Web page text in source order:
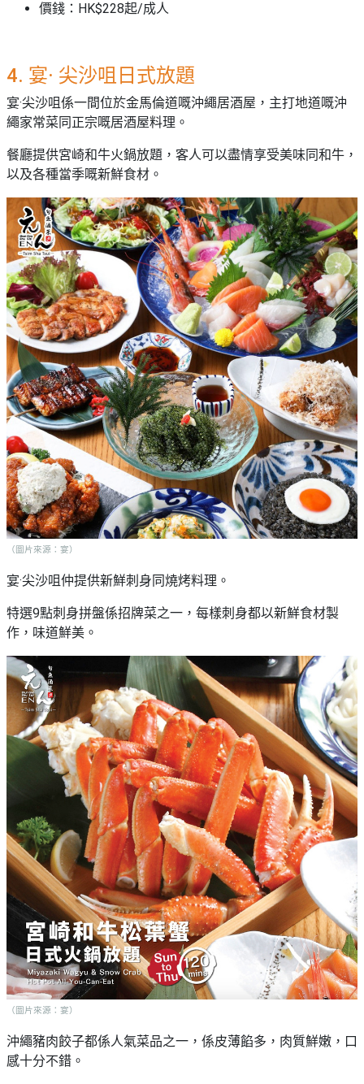
價錢：HK$228起/成人
4. 宴· 尖沙咀日式放題
宴·尖沙咀係一間位於金馬倫道嘅沖繩居酒屋，主打地道嘅沖
繩家常菜同正宗嘅居酒屋料理。
餐廳提供宮崎和牛火鍋放題，客人可以盡情享受美味同和牛，
以及各種當季嘅新鮮食材。
（圖片來源：宴）
宴·尖沙咀仲提供新鮮刺身同燒烤料理。
特選9點刺身拼盤係招牌菜之一，每樣刺身都以新鮮食材製
作，味道鮮美。
（圖片來源：宴）
沖繩豬肉餃子都係人氣菜品之一，係皮薄餡多，肉質鮮嫩，口
感十分不錯。